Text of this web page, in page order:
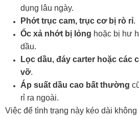
dụng lâu ngày.
Phớt trục cam, trục cơ bị rò rỉ.
Ốc xả nhớt bị lỏng hoặc bị hư
dầu.
Lọc dầu, đáy carter hoặc các
vỡ.
Áp suất dầu cao bất thường
rỉ ra ngoài.
Việc để tình trạng này kéo dài không